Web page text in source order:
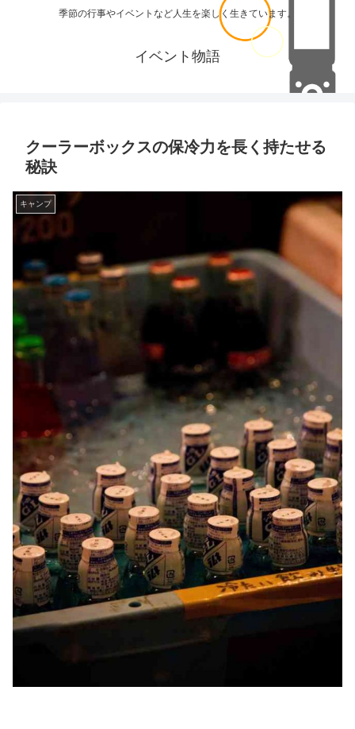
季節の行事やイベントなど人生を楽しく生きています。
イベント物語
クーラーボックスの保冷力を長く持たせる
秘訣
キャンプ